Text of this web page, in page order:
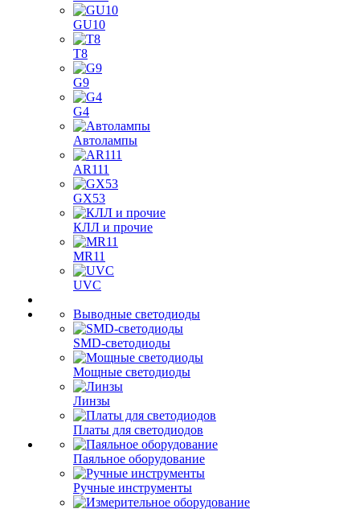
GU10
T8
G9
G4
Автолампы
AR111
GX53
КЛЛ и прочие
MR11
UVC
Выводные светодиоды
SMD-светодиоды
Мощные светодиоды
Линзы
Платы для светодиодов
Паяльное оборудование
Ручные инструменты